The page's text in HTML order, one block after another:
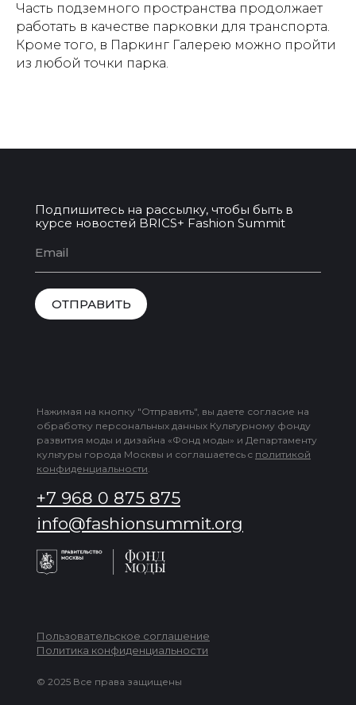
Часть подземного пространства продолжает
работать в качестве парковки для транспорта.
Кроме того, в Паркинг Галерею можно пройти
из любой точки парка.
Подпишитесь на рассылку, чтобы быть в
курсе новостей BRICS+ Fashion Summit
ОТПРАВИТЬ
+7 968 0 875 875
info@fashionsummit.org
Политика конфиденциальности
© 2025 Все права защищены
Пользовательское соглашение
Нажимая на кнопку "Отправить", вы даете согласие на
обработку персональных данных Культурному фонду
развития моды и дизайна «Фонд моды» и Департаменту
культуры города Москвы и соглашаетесь c политикой
конфиденциальности.